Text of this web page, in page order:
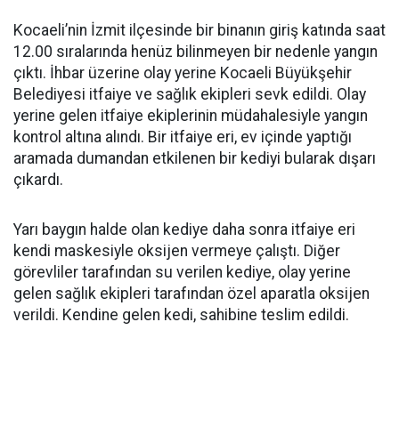
Kocaeli’nin İzmit ilçesinde bir binanın giriş katında saat
12.00 sıralarında henüz bilinmeyen bir nedenle yangın
çıktı. İhbar üzerine olay yerine Kocaeli Büyükşehir
Belediyesi itfaiye ve sağlık ekipleri sevk edildi. Olay
yerine gelen itfaiye ekiplerinin müdahalesiyle yangın
kontrol altına alındı. Bir itfaiye eri, ev içinde yaptığı
aramada dumandan etkilenen bir kediyi bularak dışarı
çıkardı.
Yarı baygın halde olan kediye daha sonra itfaiye eri
kendi maskesiyle oksijen vermeye çalıştı. Diğer
görevliler tarafından su verilen kediye, olay yerine
gelen sağlık ekipleri tarafından özel aparatla oksijen
verildi. Kendine gelen kedi, sahibine teslim edildi.